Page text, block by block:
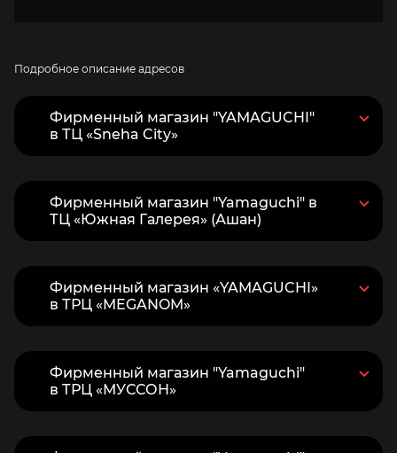
Подробное описание адресов
Фирменный магазин "YAMAGUCHI"
в ТЦ «Sneha City»
Фирменный магазин "Yamaguchi" в
ТЦ «Южная Галерея» (Ашан)
Фирменный магазин «YAMAGUCHI»
в ТРЦ «MEGANOM»
Фирменный магазин "Yamaguchi"
в ТРЦ «МУССОН»